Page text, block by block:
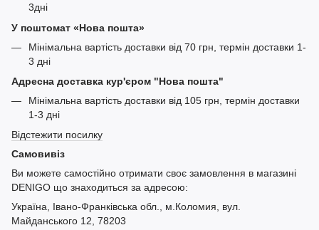
3дні
У поштомат «Нова пошта»
Мінімальна вартість доставки від 70 грн, термін доставки 1-
3 дні
Адресна доставка кур'єром "Нова пошта"
Мінімальна вартість доставки від 105 грн, термін доставки
1-3 дні
Відстежити посилку
Самовивіз
Ви можете самостійно отримати своє замовлення в магазині
DENIGO що знаходиться за адресою:
Україна, Івано-Франківська обл., м.Коломия, вул.
Майданського 12, 78203